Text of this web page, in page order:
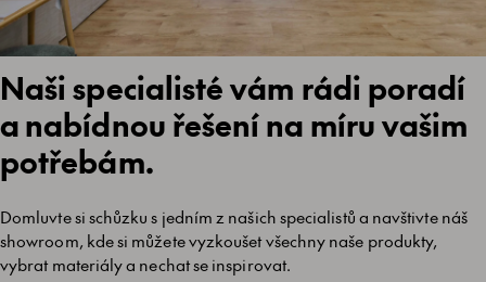
Naši specialisté vám rádi poradí
a nabídnou řešení na míru vašim
potřebám.
Domluvte si schůzku s jedním z našich specialistů a navštivte náš
showroom, kde si můžete vyzkoušet všechny naše produkty,
vybrat materiály a nechat se inspirovat.